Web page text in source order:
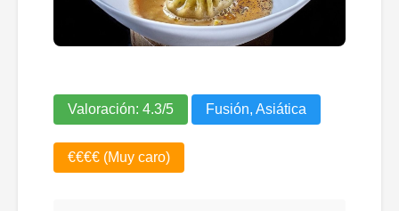
Valoración: 4.3/5 Fusión, Asiática
€€€€ (Muy caro)